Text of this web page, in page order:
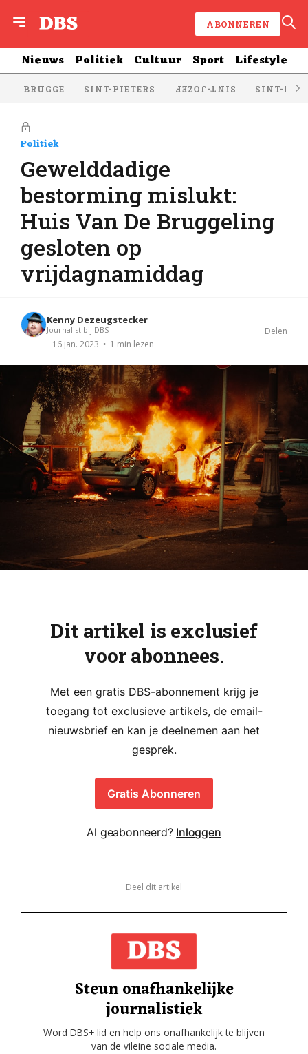
ABONNEREN
Nieuws Politiek Cultuur Sport Lifestyle
BRUGGE SINT-PIETERS SINT-JOZEF SINT-
Politiek
Gewelddadige
bestorming mislukt:
Huis Van De Bruggeling
gesloten op
vrijdagnamiddag
Kenny Dezeugstecker
Journalist bij DBS
16 jan. 2023 1 min lezen
Delen
Dit artikel is exclusief
voor abonnees.
Met een gratis DBS-abonnement krijg je
toegang tot exclusieve artikels, de email-
nieuwsbrief en kan je deelnemen aan het
gesprek.
Gratis Abonneren
Al geabonneerd? Inloggen
Deel dit artikel
Steun onafhankelijke
journalistiek
Word DBS+ lid en help ons onafhankelijk te blijven
van de vileine sociale media.